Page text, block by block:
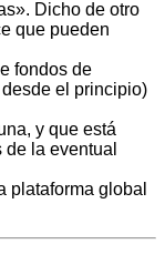
Dicho de otro
que pueden
fondos de
el principio)
y que está
la eventual
plataforma global